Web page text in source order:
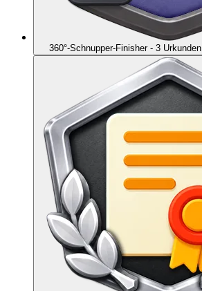
360°-Schnupper-Finisher - 3 Urkunden